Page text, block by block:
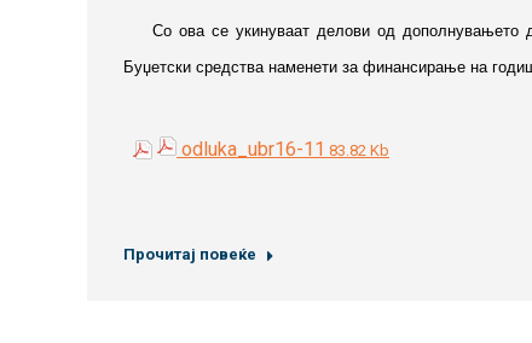
Со ова се укинуваат делови од дополнувањето
Буџетски средства наменети за финансирање на
odluka_ubr16-11 83.82 Kb
Прочитај повеќе